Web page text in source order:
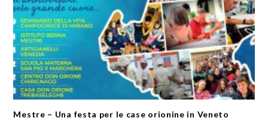
Mestre – Una festa per le case orionine in Veneto